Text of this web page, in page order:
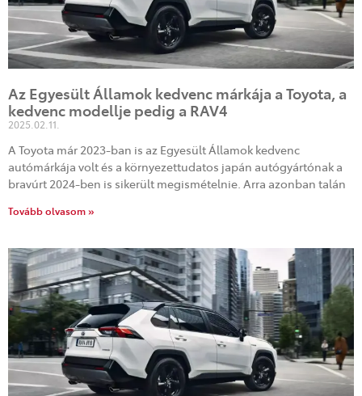
Az Egyesült Államok kedvenc márkája a Toyota, a
kedvenc modellje pedig a RAV4
2025.02.11.
A Toyota már 2023-ban is az Egyesült Államok kedvenc
autómárkája volt és a környezettudatos japán autógyártónak a
bravúrt 2024-ben is sikerült megismételnie. Arra azonban talán
Tovább olvasom »